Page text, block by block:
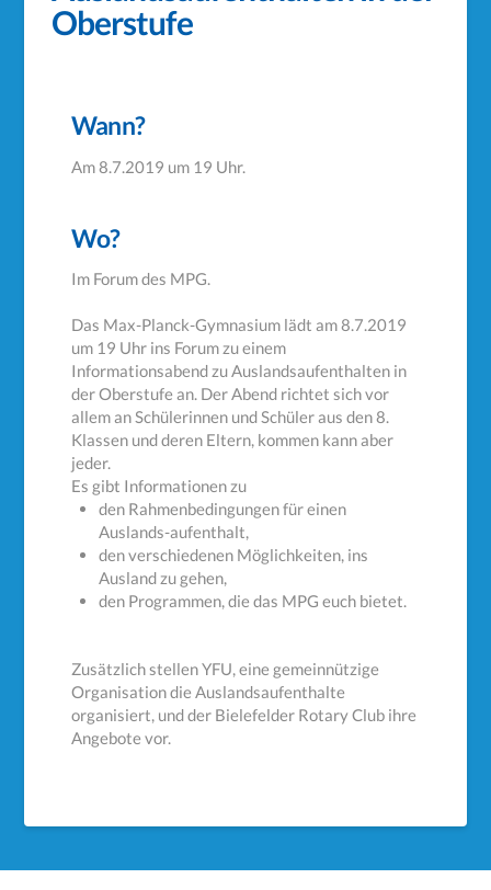
Oberstufe
Wann?
Am 8.7.2019 um 19 Uhr.
Wo?
Im Forum des MPG.
Das Max-Planck-Gymnasium lädt am 8.7.2019
um 19 Uhr ins Forum zu einem
Informationsabend zu Auslandsaufenthalten in
der Oberstufe an. Der Abend richtet sich vor
allem an Schülerinnen und Schüler aus den 8.
Klassen und deren Eltern, kommen kann aber
jeder.
Es gibt Informationen zu
den Rahmenbedingungen für einen
Auslands-aufenthalt,
den verschiedenen Möglichkeiten, ins
Ausland zu gehen,
den Programmen, die das MPG euch bietet.
Zusätzlich stellen YFU, eine gemeinnützige
Organisation die Auslandsaufenthalte
organisiert, und der Bielefelder Rotary Club ihre
Angebote vor.